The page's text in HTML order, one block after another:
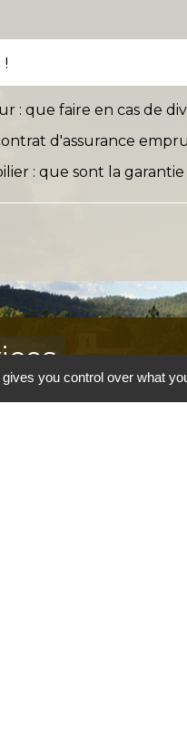
: que faire en cas de
d'assurance
: que sont la garantie
you control over what